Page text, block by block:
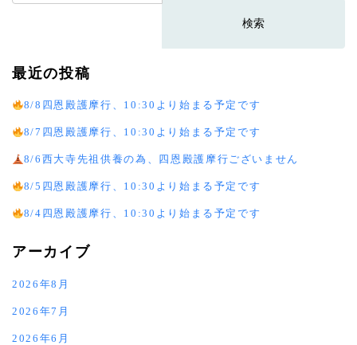
索:
最近の投稿
8/8四恩殿護摩行、10:30より始まる予定です
8/7四恩殿護摩行、10:30より始まる予定です
8/6西大寺先祖供養の為、四恩殿護摩行ございません
8/5四恩殿護摩行、10:30より始まる予定です
8/4四恩殿護摩行、10:30より始まる予定です
アーカイブ
2026年8月
2026年7月
2026年6月